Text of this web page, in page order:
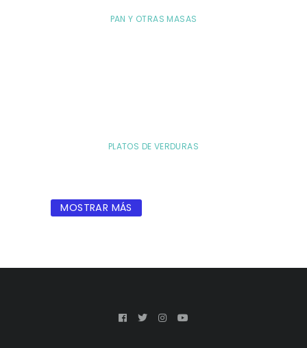
PAN Y OTRAS MASAS
PLATOS DE VERDURAS
MOSTRAR MÁS